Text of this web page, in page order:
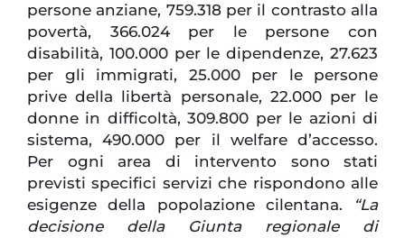
persone anziane, 759.318 per il contrasto alla
povertà, 366.024 per le persone con
disabilità, 100.000 per le dipendenze, 27.623
per gli immigrati, 25.000 per le persone
prive della libertà personale, 22.000 per le
donne in difficoltà, 309.800 per le azioni di
sistema, 490.000 per il welfare d’accesso.
Per ogni area di intervento sono stati
previsti specifici servizi che rispondono alle
esigenze della popolazione cilentana. “La
decisione della Giunta regionale di